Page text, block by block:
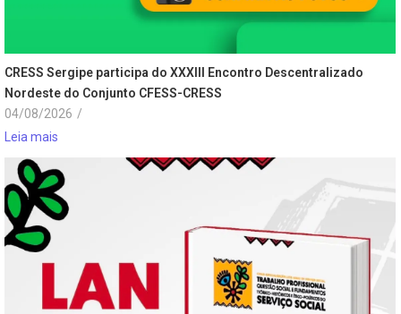
CRESS Sergipe participa do XXXIII Encontro Descentralizado
Nordeste do Conjunto CFESS-CRESS
04/08/2026 /
Leia mais